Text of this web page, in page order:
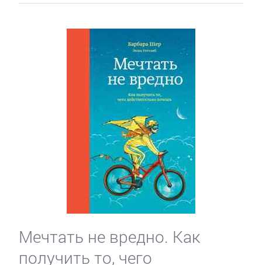
Мечтать не вредно. Как
получить то, чего